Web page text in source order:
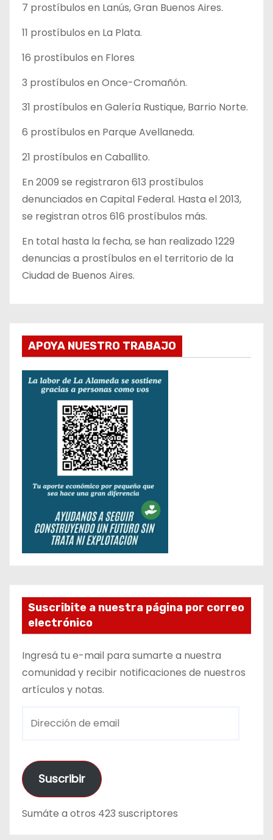
7 prostíbulos en Lanús, Gran Buenos Aires.
11 prostíbulos en La Plata.
16 prostíbulos en Flores
3 prostíbulos en Once-Cromañón.
31 prostíbulos en Galería Rustique, Barrio Norte.
6 prostíbulos en Parque Avellaneda.
21 prostíbulos en Caballito.
En 2009 se registraron 613 prostíbulos
denunciados en Capital Federal. Hasta el 2013,
se registran otros 616 prostíbulos más.
En total hasta la fecha, se han realizado 1229
denuncias a prostíbulos en el territorio de la
Ciudad de Buenos Aires.
APOYA NUESTRO TRABAJO
Suscribite a nuestra página por correo
electrónico
Ingresá tu e-mail para sumarte a nuestra
comunidad y recibir notificaciones de nuestros
artículos y notas.
e
c
i
Suscribir
Sumáte a otros 423 suscriptores